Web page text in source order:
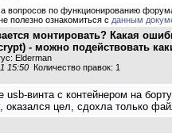
вопросов по функционированию
полезно ознакомиться с данным
монтировать? Какая
- можно подействовать
Elderman
15:50 Количество правок: 1
usb-винта с контейнером на
оказался цел, сдохла только